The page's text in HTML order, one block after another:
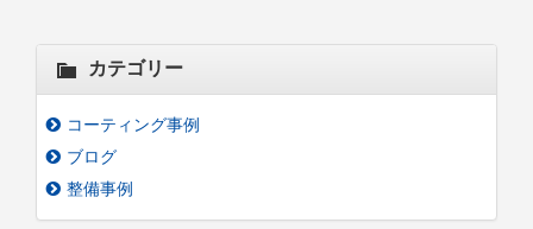
カテゴリー
コーティング事例
ブログ
整備事例